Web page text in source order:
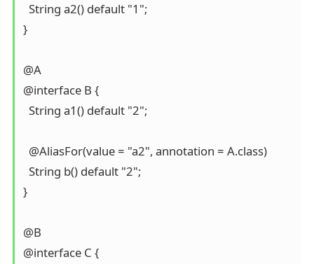
  String a2() default "1";
}
@A
@interface B {
  String a1() default "2";
  @AliasFor(value = "a2", annotation = A.class)
  String b() default "2";
}
@B
@interface C {